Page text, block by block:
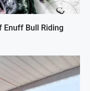
Enuff Bull Riding